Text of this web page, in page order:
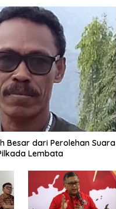
Besar dari Perolehan Suara
Lembata